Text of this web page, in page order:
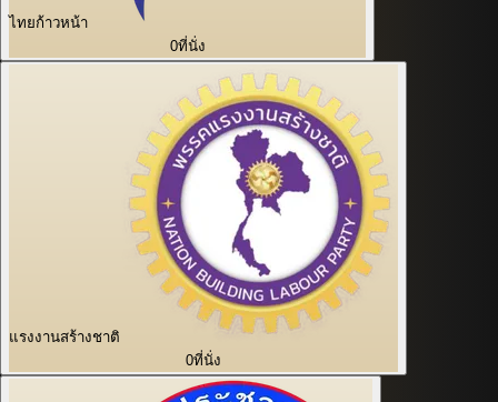
ไทยก้าวหน้า
0ที่นั่ง
แรงงานสร้างชาติ
0ที่นั่ง